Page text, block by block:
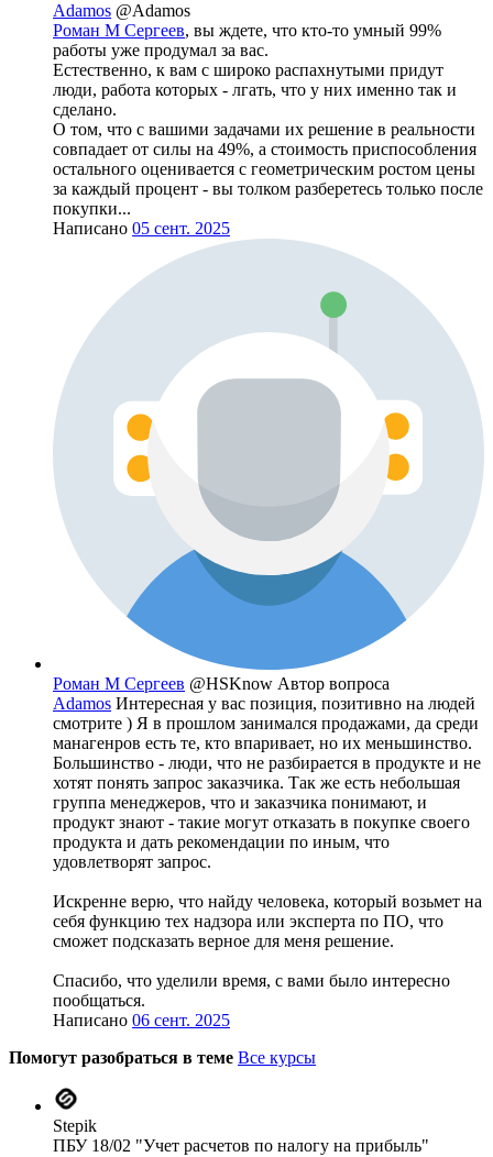
Adamos @Adamos
Роман М Сергеев, вы ждете, что кто-то умный 99%
работы уже продумал за вас.
Естественно, к вам с широко распахнутыми придут
люди, работа которых - лгать, что у них именно так и
сделано.
О том, что с вашими задачами их решение в реальности
совпадает от силы на 49%, а стоимость приспособления
остального оценивается с геометрическим ростом цены
за каждый процент - вы толком разберетесь только после
покупки...
Написано 05 сент. 2025
Роман М Сергеев @HSKnow Автор вопроса
Adamos Интересная у вас позиция, позитивно на людей
смотрите ) Я в прошлом занимался продажами, да среди
манагенров есть те, кто впаривает, но их меньшинство.
Большинство - люди, что не разбирается в продукте и не
хотят понять запрос заказчика. Так же есть небольшая
группа менеджеров, что и заказчика понимают, и
продукт знают - такие могут отказать в покупке своего
продукта и дать рекомендации по иным, что
удовлетворят запрос.
Искренне верю, что найду человека, который возьмет на
себя функцию тех надзора или эксперта по ПО, что
сможет подсказать верное для меня решение.
Спасибо, что уделили время, с вами было интересно
пообщаться.
Написано 06 сент. 2025
Помогут разобраться в теме Все курсы
Stepik
ПБУ 18/02 "Учет расчетов по налогу на прибыль"